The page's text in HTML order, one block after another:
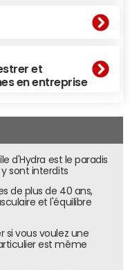
et
en entreprise
d'Hydra est le paradis
sont interdits
de plus de 40 ans,
et l'équilibre
si vous voulez une
est même